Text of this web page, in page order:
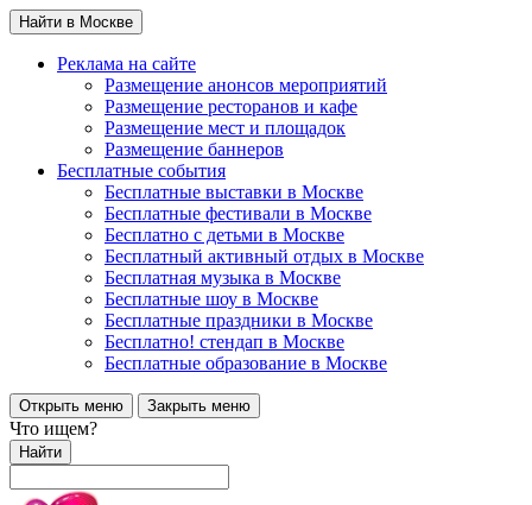
Найти в Москве
Реклама на сайте
Размещение анонсов мероприятий
Размещение ресторанов и кафе
Размещение мест и площадок
Размещение баннеров
Бесплатные события
Бесплатные выставки в Москве
Бесплатные фестивали в Москве
Бесплатно с детьми в Москве
Бесплатный активный отдых в Москве
Бесплатная музыка в Москве
Бесплатные шоу в Москве
Бесплатные праздники в Москве
Бесплатно! стендап в Москве
Бесплатные образование в Москве
Открыть меню Закрыть меню
Что ищем?
Найти